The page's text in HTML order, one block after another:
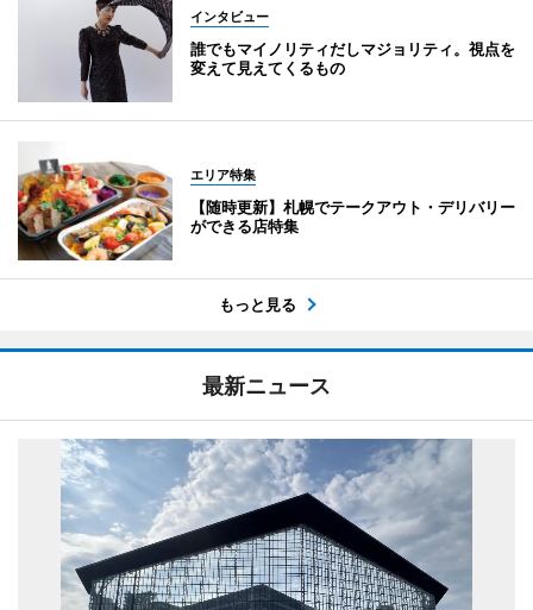
インタビュー
誰でもマイノリティだしマジョリティ。視点を
変えて見えてくるもの
エリア特集
【随時更新】札幌でテークアウト・デリバリー
ができる店特集
もっと見る
最新ニュース